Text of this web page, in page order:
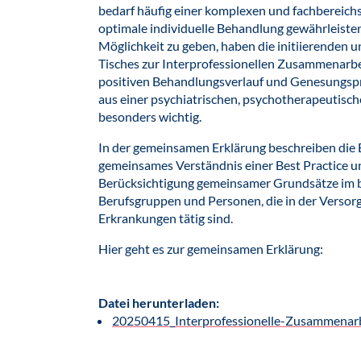
bedarf häufig einer komplexen und
optimale individuelle Behandlung
Möglichkeit zu geben, haben die initiierenden
Tisches zur Interprofessionellen
positiven Behandlungsverlauf und
aus einer psychiatrischen,
besonders wichtig.
In der gemeinsamen Erklärung beschreiben
gemeinsames Verständnis einer Best Practice
Berücksichtigung gemeinsamer Grundsätze
Berufsgruppen und Personen, die in der
Erkrankungen tätig sind.
Hier geht es zur gemeinsamen Erklärung:
Datei herunterladen:
20250415_Interprofessionelle-